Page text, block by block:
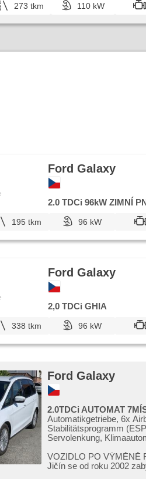
273 tkm 110 kW
Ford Galaxy
2.0 TDCi 96kW ZIMNÍ
195 tkm 96 kW
Ford Galaxy
2,0 TDCi GHIA
338 tkm 96 kW
Ford Galaxy
2.0TDCi AUTOMAT
Automatikgetriebe, 6x
Stabilitätsprogramm
Servolenkung,
parkovací senzory
bezklíčové startování,
VOZIDLO PO VÝMĚNĚ
Jičín se od roku 2002